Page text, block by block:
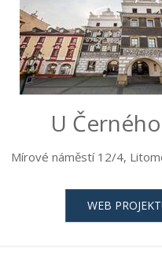
U
Mírové náměstí 12/4,
WEB